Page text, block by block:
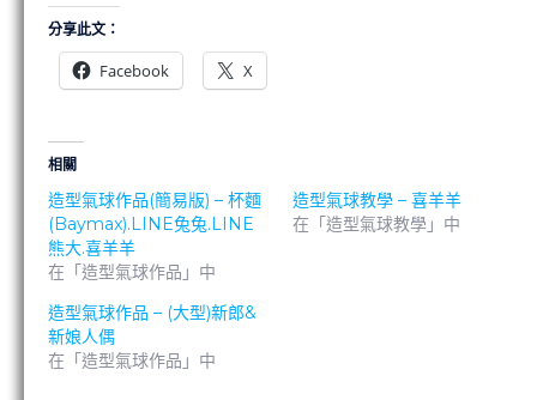
分享此文：
Facebook X
相關
造型氣球作品(簡易版) – 杯麵
(Baymax).LINE兔兔.LINE
熊大.喜羊羊
在「造型氣球作品」中
造型氣球教學 – 喜羊羊
在「造型氣球教學」中
造型氣球作品 – (大型)新郎&
新娘人偶
在「造型氣球作品」中